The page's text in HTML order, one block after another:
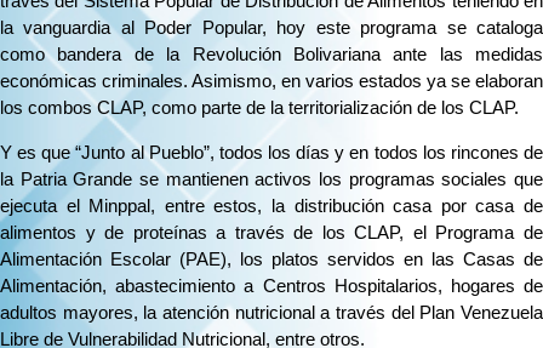
la vanguardia al Poder Popular, hoy este programa se cataloga
como bandera de la Revolución Bolivariana ante las medidas
económicas criminales. Asimismo, en varios estados ya se elaboran
los combos CLAP, como parte de la territorialización de los CLAP.
Y es que “Junto al Pueblo”, todos los días y en todos los rincones de
la Patria Grande se mantienen activos los programas sociales que
ejecuta el Minppal, entre estos, la distribución casa por casa de
alimentos y de proteínas a través de los CLAP, el Programa de
Alimentación Escolar (PAE), los platos servidos en las Casas de
Alimentación, abastecimiento a Centros Hospitalarios, hogares de
adultos mayores, la atención nutricional a través del Plan Venezuela
Libre de Vulnerabilidad Nutricional, entre otros.